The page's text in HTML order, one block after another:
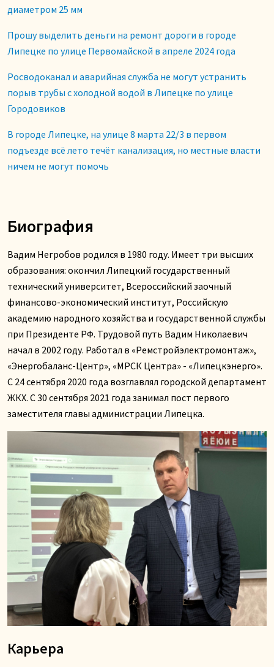
диаметром 25 мм
Прошу выделить деньги на ремонт дороги в городе
Липецке по улице Первомайской в апреле 2024 года
Росводоканал и аварийная служба не могут устранить
порыв трубы с холодной водой в Липецке по улице
Городовиков
В городе Липецке, на улице 8 марта 22/3 в первом
подъезде всё лето течёт канализация, но местные власти
ничем не могут помочь
Биография
Вадим Негробов родился в 1980 году. Имеет три высших
образования: окончил Липецкий государственный
технический университет, Всероссийский заочный
финансово-экономический институт, Российскую
академию народного хозяйства и государственной службы
при Президенте РФ. Трудовой путь Вадим Николаевич
начал в 2002 году. Работал в «Ремстройэлектромонтаж»,
«Энергобаланс-Центр», «МРСК Центра» - «Липецкэнерго».
С 24 сентября 2020 года возглавлял городской департамент
ЖКХ. С 30 сентября 2021 года занимал пост первого
заместителя главы администрации Липецка.
Карьера